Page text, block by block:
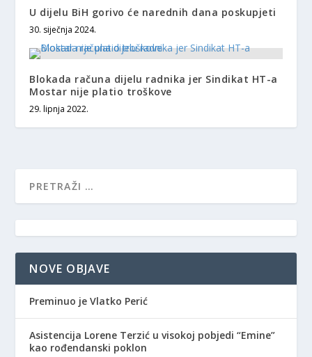
U dijelu BiH gorivo će narednih dana poskupjeti
30. siječnja 2024.
Blokada računa dijelu radnika jer Sindikat HT-a
Mostar nije platio troškove
29. lipnja 2022.
NOVE OBJAVE
Preminuo je Vlatko Perić
Asistencija Lorene Terzić u visokoj pobjedi “Emine”
kao rođendanski poklon